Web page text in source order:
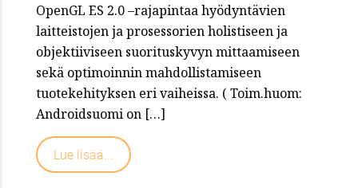
OpenGL ES 2.0 –rajapintaa hyödyntävien
laitteistojen ja prosessorien holistiseen ja
objektiiviseen suorituskyvyn mittaamiseen
sekä optimoinnin mahdollistamiseen
tuotekehityksen eri vaiheissa. ( Toim.huom:
Androidsuomi on […]
Lue lisää...